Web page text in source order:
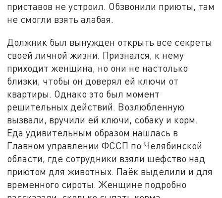
приставов не устроил. Обзвонили приюты, там
не смогли взять алабая.
Должник был вынужден открыть все секреты
своей личной жизни. Признался, к нему
приходит женщина, но они не настолько
близки, чтобы он доверял ей ключи от
квартиры. Однако это был момент
решительных действий. Возлюбленную
вызвали, вручили ей ключи, собаку и корм.
Еда удивительным образом нашлась в
Главном управлении ФССП по Челябинской
области, где сотрудники взяли шефство над
приютом для животных. Паёк выделили и для
временного сироты. Женщине подробно